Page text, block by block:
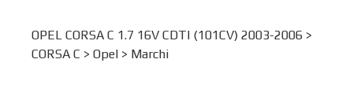
OPEL CORSA C 1.7 16V CDTI (101CV) 2003-2006 >
CORSA C > Opel > Marchi